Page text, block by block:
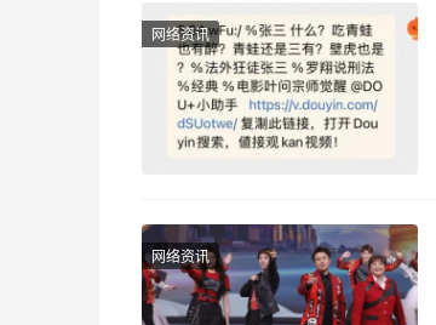
网络资讯
网络资讯